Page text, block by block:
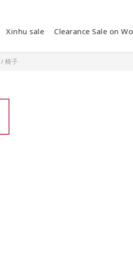
Xinhu sale Clearance Sale on
/椅子